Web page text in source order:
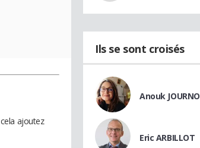
ajoutez
Ils se sont croisés
Anouk JOURNO
Eric ARBILLOT